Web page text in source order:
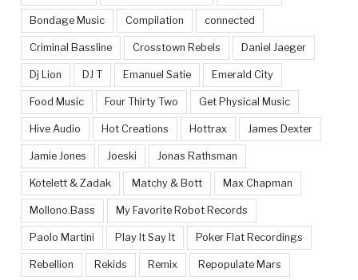
Bondage Music Compilation connected
Criminal Bassline Crosstown Rebels Daniel Jaeger
Dj Lion DJ T Emanuel Satie Emerald City
Food Music Four Thirty Two Get Physical Music
Hive Audio Hot Creations Hottrax James Dexter
Jamie Jones Joeski Jonas Rathsman
Kotelett & Zadak Matchy & Bott Max Chapman
Mollono.Bass My Favorite Robot Records
Paolo Martini Play It Say It Poker Flat Recordings
Rebellion Rekids Remix Repopulate Mars